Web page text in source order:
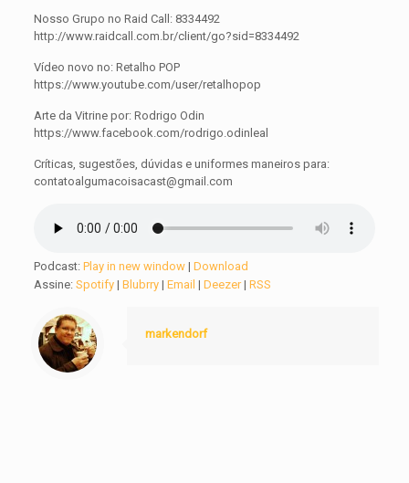
Nosso Grupo no Raid Call: 8334492
http://www.raidcall.com.br/client/go?sid=8334492
Vídeo novo no: Retalho POP
https://www.youtube.com/user/retalhopop
Arte da Vitrine por: Rodrigo Odin
https://www.facebook.com/rodrigo.odinleal
Críticas, sugestões, dúvidas e uniformes maneiros para:
contatoalgumacoisacast@gmail.com
Podcast:Play in new window |Download
Assine:Spotify |Blubrry |Email |Deezer|RSS
markendorf